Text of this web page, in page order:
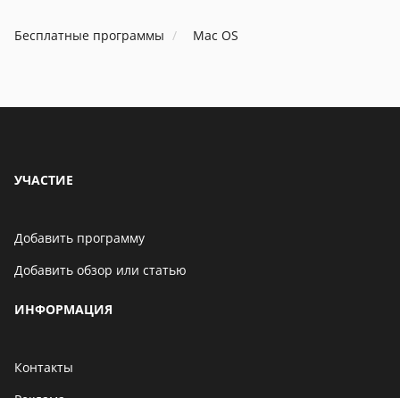
Бесплатные программы Mac OS
УЧАСТИЕ
Добавить программу
Добавить обзор или статью
ИНФОРМАЦИЯ
Контакты